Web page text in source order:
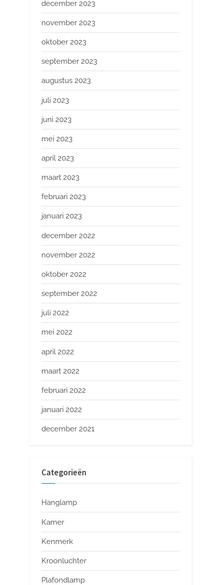
december 2023
november 2023
oktober 2023
september 2023
augustus 2023
juli 2023
juni 2023
mei 2023
april 2023
maart 2023
februari 2023
januari 2023
december 2022
november 2022
oktober 2022
september 2022
juli 2022
mei 2022
april 2022
maart 2022
februari 2022
januari 2022
december 2021
Categorieën
Hanglamp
Kamer
Kenmerk
Kroonluchter
Plafondlamp